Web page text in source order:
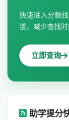
快速进入分数
道，减少查找时
立即查询
助学提分